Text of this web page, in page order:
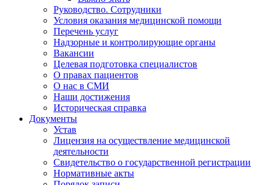
Руководство. Сотрудники
Условия оказания медицинской помощи
Перечень услуг
Надзорные и контролирующие органы
Вакансии
Целевая подготовка специалистов
О правах пациентов
О нас в СМИ
Наши достижения
Историческая справка
Документы
Устав
Лицензия на осуществление медицинской
деятельности
Свидетельство о государственной регистрации
Нормативные акты